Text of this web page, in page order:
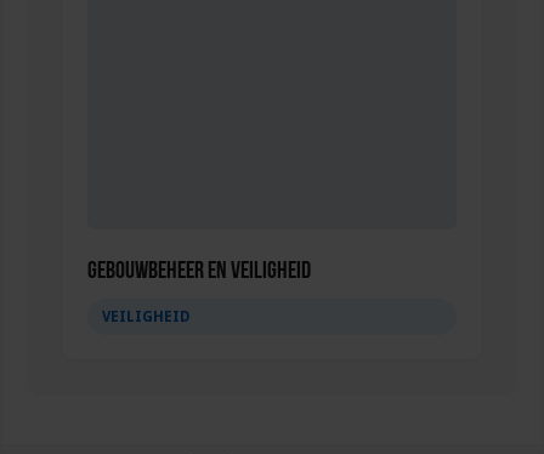
Gebouwbeheer en veiligheid
VEILIGHEID